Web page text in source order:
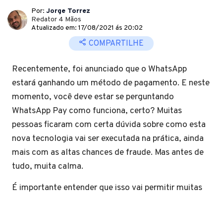
Por: Jorge Torrez
Redator 4 Mãos
Atualizado em: 17/08/2021 ás 20:02
COMPARTILHE
Recentemente, foi anunciado que o WhatsApp
estará ganhando um método de pagamento. E neste
momento, você deve estar se perguntando
WhatsApp Pay como funciona, certo? Muitas
pessoas ficaram com certa dúvida sobre como esta
nova tecnologia vai ser executada na prática, ainda
mais com as altas chances de fraude. Mas antes de
tudo, muita calma.
É importante entender que isso vai permitir muitas